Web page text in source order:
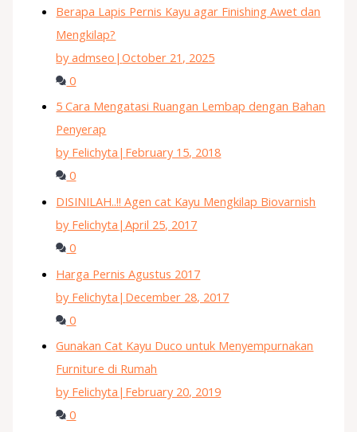
Berapa Lapis Pernis Kayu agar Finishing Awet dan
Mengkilap?
by admseo |October 21, 2025
0
5 Cara Mengatasi Ruangan Lembap dengan Bahan
Penyerap
by Felichyta | February 15, 2018
0
DISINILAH..!! Agen cat Kayu Mengkilap Biovarnish
by Felichyta |April 25, 2017
0
Harga Pernis Agustus 2017
by Felichyta | December 28, 2017
0
Gunakan Cat Kayu Duco untuk Menyempurnakan
Furniture di Rumah
by Felichyta | February 20, 2019
0